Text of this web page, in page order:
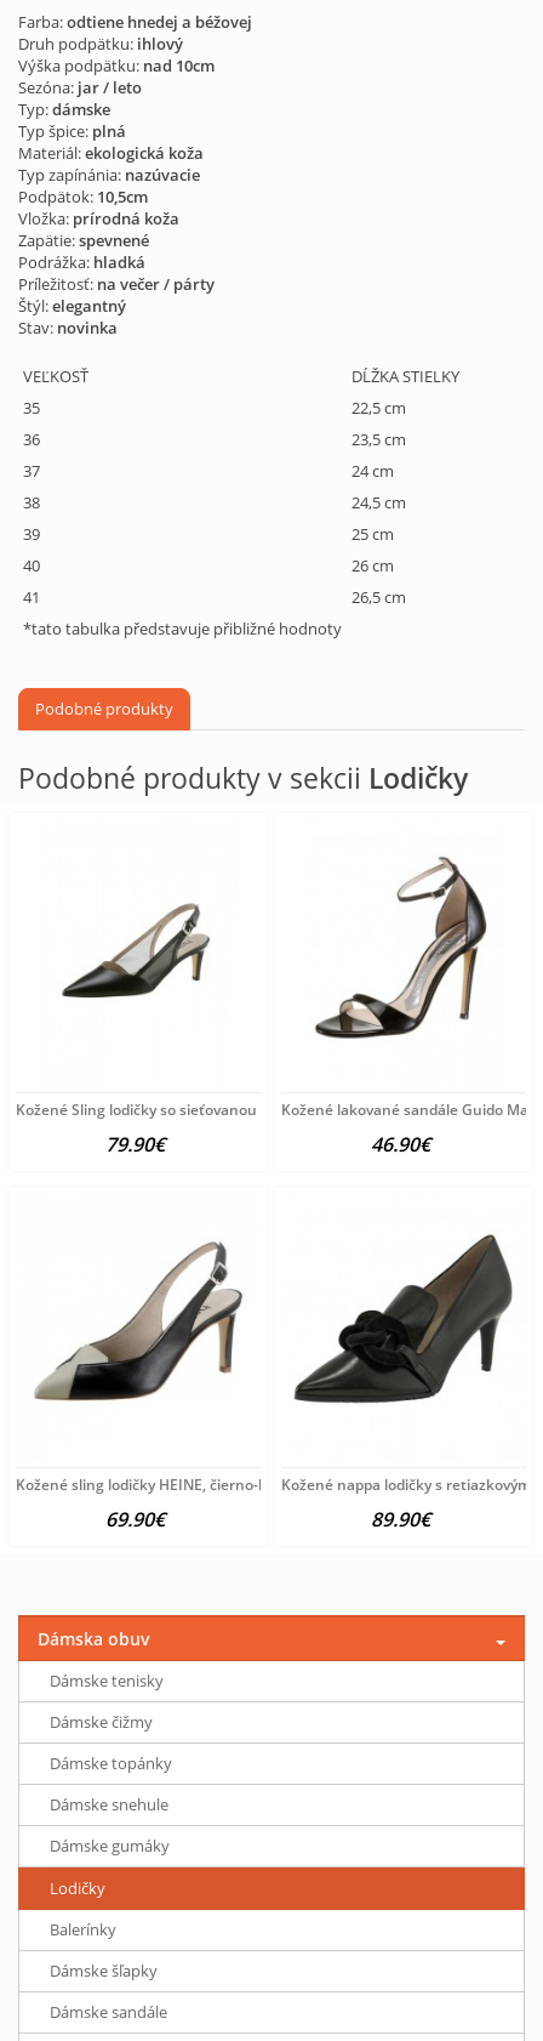
Farba:odtiene hnedej a béžovej
Druh podpätku: ihlový
Výška podpätku: nad 10cm
Sezóna: jar / leto
Typ:dámske
Typ špice: plná
Materiál:ekologická koža
Typ zapínánia: nazúvacie
Podpätok: 10,5cm
Vložka: prírodná koža
Zapätie:spevnené
Podrážka: hladká
Príležitosť: na večer / párty
Štýl:elegantný
Stav: novinka
VEĽKOSŤ
DĹŽKA STIELKY
35
22,5 cm
36
23,5 cm
37
24 cm
38
24,5 cm
39
25 cm
40
26 cm
41
26,5 cm
*tato tabulka představuje přibližné hodnoty
Podobné produkty
Podobné produkty v sekcii Lodičky
Kožené Sling lodičky so sieťovanou vsadkou HEINE, čierne
79.90€
Kožené lakované sandále Guido
46.90€
Kožené sling lodičky HEINE, čierno-béžové
69.90€
Kožené nappa lodičky s retiazkovým
89.90€
Dámska obuv
Dámske tenisky
Dámske čižmy
Dámske topánky
Dámske snehule
Dámske gumáky
Lodičky
Balerínky
Dámske šľapky
Dámske sandále